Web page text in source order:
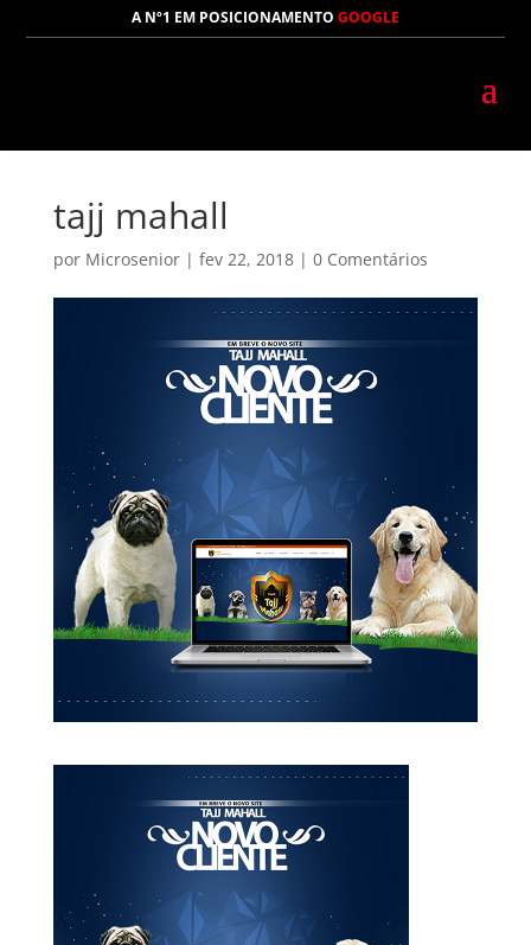
A Nº1 EM POSICIONAMENTO GOOGLE
tajj mahall
por Microsenior| fev 22, 2018| 0 Comentários